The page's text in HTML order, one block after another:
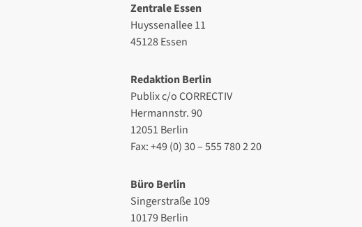
Zentrale Essen
Huyssenallee 11
45128 Essen
Redaktion Berlin
Publix c/o CORRECTIV
Hermannstr. 90
12051 Berlin
Fax: +49 (0) 30 – 555 780 2 20
Büro Berlin
Singerstraße 109
10179 Berlin